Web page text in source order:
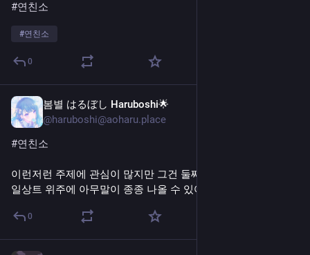
실 사용 중심으로 쓰고 있습니다. 필기구는? 어쨌든?? 써야???
구구절절 적어뒀지만 뭔가 기본적으로 하루종일 영양가 없는
헛소리만 해요.
여기까지 읽어주셔서 감사해요. 더운 여름밤 시원하게 보내세
요.
#연친소
#연친소
0
봄별 はるぼし Haruboshi🌟
@haruboshi@aoharu.place
#연친소
이런저런 주제에 관심이 많지만 그건 둘째치고...
일상트 위주에 아무말이 종종 나올 수 있어요.
0